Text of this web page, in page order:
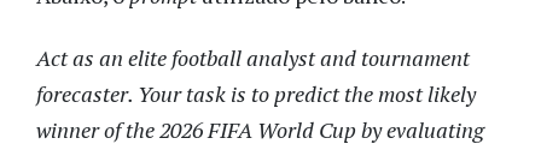
Act as an elite football analyst and tournament
forecaster. Your task is to predict the most likely
winner of the 2026 FIFA World Cup by evaluating